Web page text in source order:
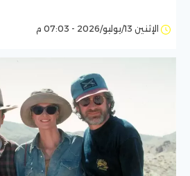
الإثنين 13/يوليو/2026 - 07:03 م